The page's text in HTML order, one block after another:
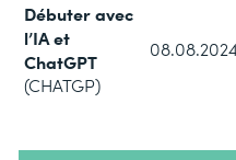
Débuter avec
l’IA et
ChatGPT
(CHATGP)